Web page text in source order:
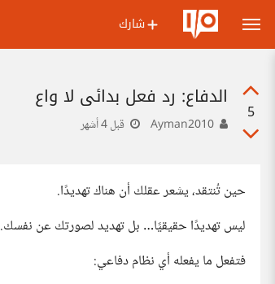
شارك
5
الدفاع: رد فعل بدائي لا واعٍ
قبل 4 أشهر
حين تُنتقد، يشعر عقلك أن هناك تهديدًا.
ليس تهديدًا حقيقيًا… بل تهديد لصورتك عن نفسك.
فتفعل ما يفعله أي نظام دفاعي: